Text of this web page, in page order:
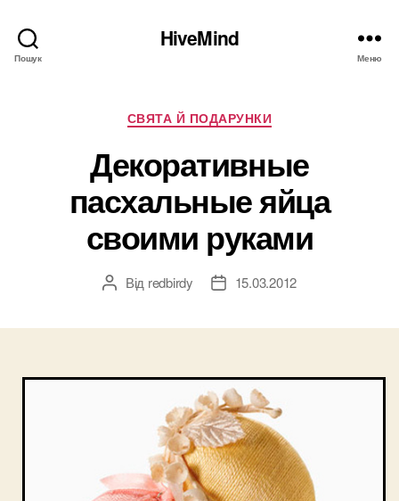
Пошук
HiveMind
Меню
Категорії
СВЯТА Й ПОДАРУНКИ
Декоративные
пасхальные яйца
своими руками
Автор
Від redbirdy
Дата15.03.2012